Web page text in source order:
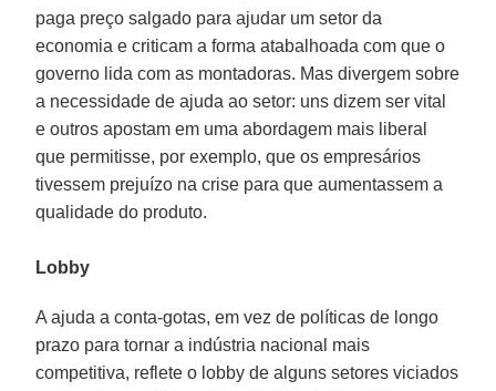
paga preço salgado para ajudar um setor da
economia e criticam a forma atabalhoada com que o
governo lida com as montadoras. Mas divergem sobre
a necessidade de ajuda ao setor: uns dizem ser vital
e outros apostam em uma abordagem mais liberal
que permitisse, por exemplo, que os empresários
tivessem prejuízo na crise para que aumentassem a
qualidade do produto.
Lobby
A ajuda a conta-gotas, em vez de políticas de longo
prazo para tornar a indústria nacional mais
competitiva, reflete o lobby de alguns setores viciados